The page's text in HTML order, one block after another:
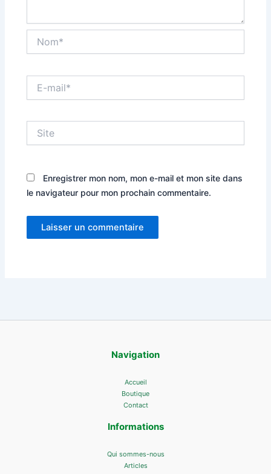
mail*
Enregistrer mon nom, mon e-mail et mon site dans
le navigateur pour mon prochain commentaire.
Navigation
Accueil
Boutique
Contact
Informations
Qui sommes-nous
Articles